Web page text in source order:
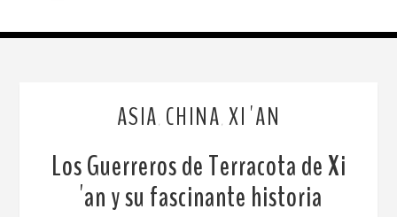
ASIA CHINA XI´AN
Los Guerreros de Terracota de Xi
´an y su fascinante historia